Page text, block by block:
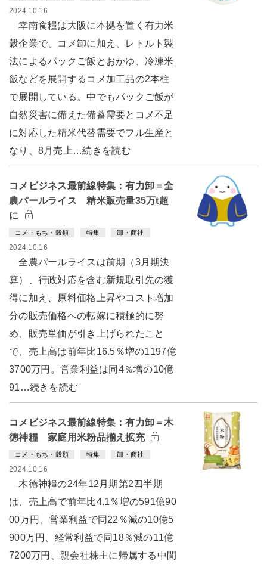
2024.10.16
幸南食糧は大阪に本拠を置く有力米
穀企業で、コメ卸に加え、レトルト製
法によるパックご飯とおかゆ、冷凍米
飯などを展開するコメ加工品の2本柱
で展開している。中でもパックご飯が
自然災害に備えた備蓄需要とコメ不足
に対応した精米代替需要でフル生産と
なり、8月売上…続きを読む
コメビジネス最前線特集：有力卸＝全
農パールライス 精米販売量35万t超
に
コメ・もち・穀類 特集 卸・商社
2024.10.16
全農パールライスは前期（3月期決
算）、行政対応を含む新規取引先の獲
得に加え、原料価格上昇やコスト増加
分の販売価格への転嫁に積極的に努
め、販売単価が引き上げられたこと
で、売上高は前年比16.5％増の1197億
3700万円。営業利益は同4％増の10億
91…続きを読む
コメビジネス最前線特集：有力卸＝木
徳神糧 家庭用米粉品揃え拡充
コメ・もち・穀類 特集 卸・商社
2024.10.16
木徳神糧の24年12月期第2四半期
は、売上高で前年比4.1％増の591億90
00万円、営業利益で同22％減の10億5
900万円、経常利益で同18％減の11億
7200万円、親会社株主に帰属する中間